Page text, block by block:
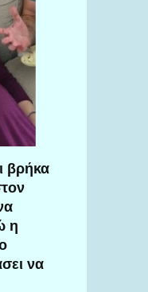
βρήκα
η
να